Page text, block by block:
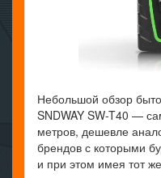
Небольшой обзор
SNDWAY SW-T40 —
метров, дешевле
брендов с которыми
и при этом имея тот